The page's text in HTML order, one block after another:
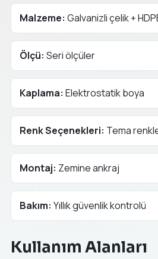
Malzeme: Galvanizli çelik +
Ölçü: Seri ölçüler
Kaplama: Elektrostatik boya
Renk Seçenekleri: Tema
Montaj: Zemine ankraj
Bakım: Yıllık güvenlik kontrolü
Kullanım Alanları